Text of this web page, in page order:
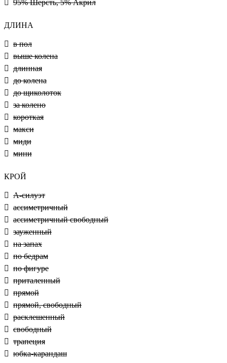
95% Шерсть, 5% Акрил
ДЛИНА
в пол
выше колена
длинная
до колена
до щиколоток
за колено
короткая
макси
миди
мини
КРОЙ
А-силуэт
ассиметричный
ассиметричный свободный
зауженный
на запах
по бедрам
по фигуре
приталенный
прямой
прямой, свободный
расклешенный
свободный
трапеция
юбка-карандаш